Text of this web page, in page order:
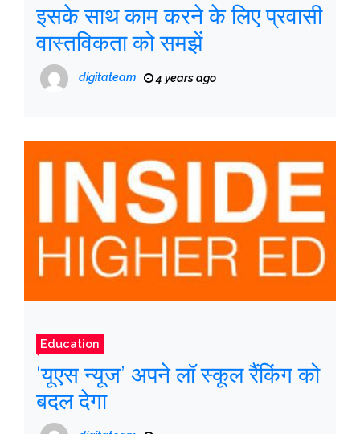
इसके साथ काम करने के लिए प्रवासी
वास्तविकता को समझें
digitateam 4 years ago
Education
‘यूएस न्यूज’ अपने लॉ स्कूल रैंकिंग को
बदल देगा